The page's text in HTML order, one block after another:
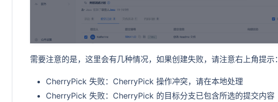
需要注意的是，这里会有几种情况，如果创建失败，请注意右上角提示：
CherryPick 失败：CherryPick 操作冲突，请在本地处理
CherryPick 失败：CherryPick 的目标分支已包含所选的提交内容